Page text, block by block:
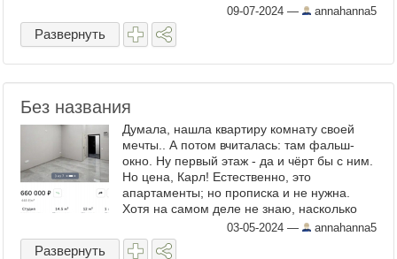
(пока только самолёт смотрела), но там ...
09-07-2024 — annahanna5
Развернуть
Без названия
Думала, нашла квартиру комнату своей
мечты.. А потом вчиталась: там фальш-
окно. Ну первый этаж - да и чёрт бы с ним.
Но цена, Карл! Естественно, это
апартаменты; но прописка и не нужна.
Хотя на самом деле не знаю, насколько
это реально. Учитывая все остальные
цены, которые от 10 ...
03-05-2024 — annahanna5
Развернуть